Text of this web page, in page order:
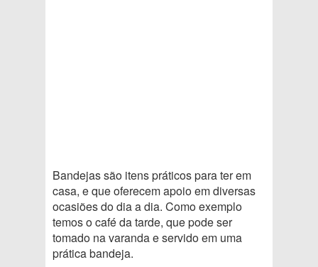
Bandejas são itens práticos para ter em
casa, e que oferecem apoio em diversas
ocasiões do dia a dia. Como exemplo
temos o café da tarde, que pode ser
tomado na varanda e servido em uma
prática bandeja.